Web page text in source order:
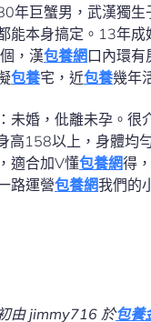
年巨蟹男，武漢獨生
能本身搞定。13年
，漢包養網 口內環有
包養宅，近包養幾年
未婚，仳離未孕。很
高158以上，身體均
適合加V懂包養網得
路運營包養網我們的
由 jimmy716 於包養